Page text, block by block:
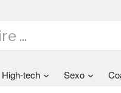
High-tech Sexo